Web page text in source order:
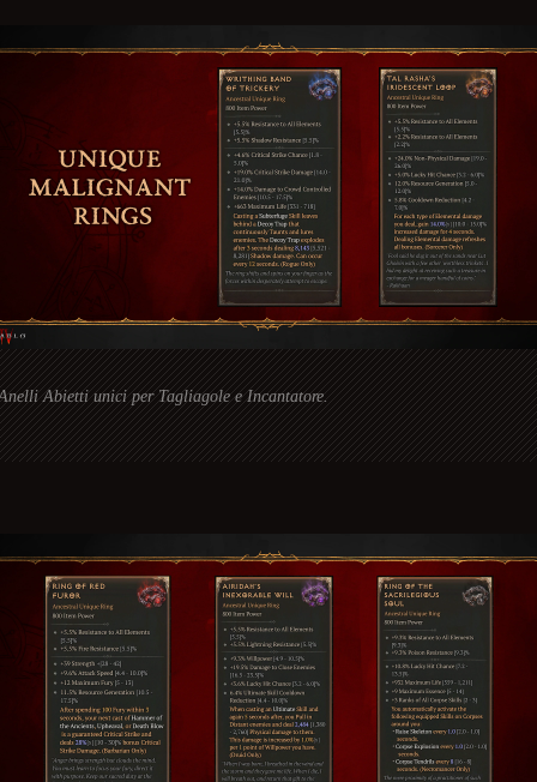
Abietti unici per Tagliagole e Incantatore.